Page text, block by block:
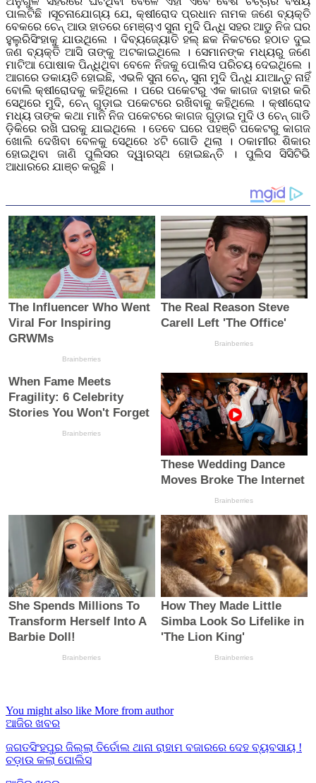
ପାଲଟିଛି ।ସୂଚନାଯୋଗ୍ୟ ଯେ, କ୍ଷୀରୋଦ ପ୍ରଧାନ ନାମକ ଜଣେ ବ୍ୟକ୍ତି
ବେକରେ ଚେନ୍ ଆଉ ହାତରେ ମେଞ୍ଚାଏ ସୁନା ମୁଦି ପିନ୍ଧି ସହର ଆଡୁ ନିଜ ଘର
ହୁଲୁରିସିଂହାକୁ ଯାଉଥିଲେ । ଦିବ୍ୟଜ୍ୟୋତି ହଲ୍ ଛକ ନିକଟରେ ହଠାତ ଦୁଇ
ଜଣ ବ୍ୟକ୍ତି ଆସି ତାଙ୍କୁ ଅଟକାଇଥିଲେ । ସେମାନଙ୍କ ମଧ୍ୟରୁ ଜଣେ
ମାଟିଆ ପୋଷାକ ପିନ୍ଧିଥିବା ବେଳେ ନିଜକୁ ପୋଲିସ ପରିଚୟ ଦେଇଥିଲେ ।
ଆଗରେ ଡକାୟତି ହୋଇଛି, ଏଭଳି ସୁନା ଚେନ୍, ସୁନା ମୁଦି ପିନ୍ଧି ଯାଆନ୍ତୁ ନାହିଁ
ବୋଲି କ୍ଷୀରୋଦକୁ କହିଥିଲେ । ପରେ ପକେଟରୁ ଏକ କାଗଜ ବାହାର କରି
ସେଥିରେ ମୁଦି, ଚେନ୍ ଗୁଡ଼ାଇ ପକେଟରେ ରଖିବାକୁ କହିଥିଲେ । କ୍ଷୀରୋଦ
ମଧ୍ୟ ତାଙ୍କ କଥା ମାନି ନିଜ ପକେଟରେ କାଗଜ ଗୁଡ଼ାଇ ମୁଦି ଓ ଚେନ୍ ଗାଡି
ଡ଼ିକିରେ ରଖି ଘରକୁ ଯାଇଥିଲେ । ତେବେ ଘରେ ପହଞ୍ଚି ପକେଟରୁ କାଗଜ
ଖୋଲି ଦେଖିବା ବେଳକୁ ସେଥିରେ ୪ଟି ଗୋଡି ଥିଲା । ଠକାମୀର ଶିକାର
ହୋଇଥିବା ଜାଣି ପୁଲିସର ଦ୍ୱାରସ୍ଥ ହୋଇଛନ୍ତି । ପୁଲିସ ସିସିଟିଭି
ଆଧାରରେ ଯାଞ୍ଚ କରୁଛି ।
You might also like More from author
ଆଜିର ଖବର
ଜଗତସିଂହପୁର ଜିଲ୍ଲା ତିର୍ତୋଲ ଥାନା ରାହାମ ବଜାରରେ ଦେହ ବ୍ୟବସାୟ !
ଚଡ଼ାଉ କଲା ପୋଲିସ